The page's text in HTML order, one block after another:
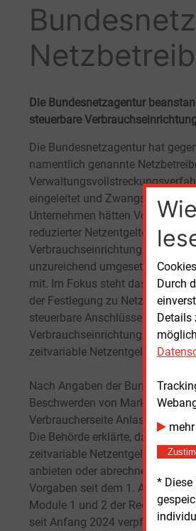
Durch
Details
* Diese
Die Bundesnetzagentur
steuerbare
Die Bundesnetzagentur hat
namentlich genannte
eingeleitet und Zwangsgelder
Unternehmen hätten Vorgaben
reduzierter Netzentgelte für
Verbrauchseinrichtungen nicht
unzureichend umgesetzt, teilte
mit. Im Fokus steht das
der Festlegung zu Netzentgelten
steuerbare Anschlüsse und
Verbrauchseinrichtungen
zeitvariable Netzentgelte
Nach Angaben der
Beschwerden von
Verbraucherseite Anlass für die
Die Behörde erklärte, dass
zeitvariable Netzentgelt teilweise
anbieten oder abrechnen würden,
Vorgaben seit dem 1. April 2025
Module 1 und 2 der Regelung
seit Anfang 2024 verpflichtend